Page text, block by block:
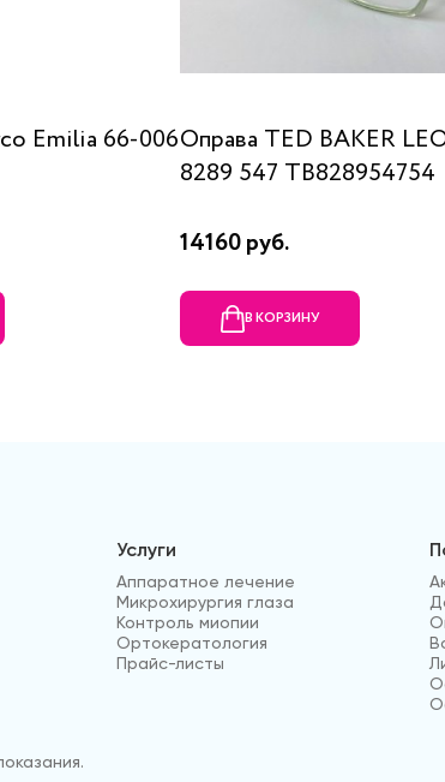
Emilia 66-006Оправа TED BAKER
8289 547 TB828954754
14160 руб.
В КОРЗИНУ
Услуги
Аппаратное лечение
Микрохирургия глаза
Контроль миопии
Ортокератология
Прайс-листы